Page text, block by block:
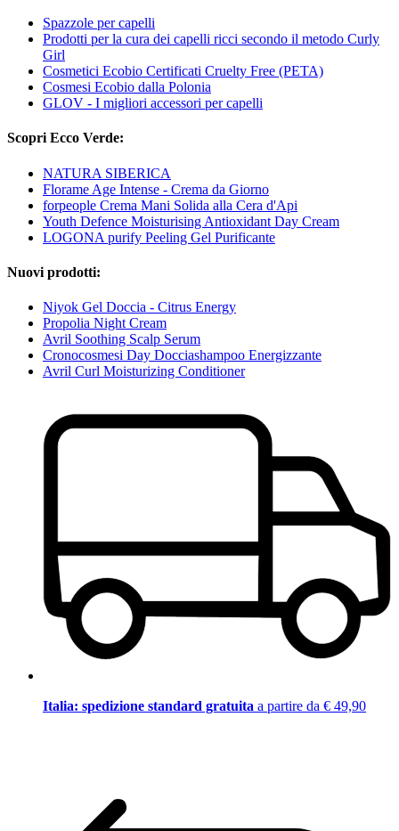
Spazzole per capelli
Prodotti per la cura dei capelli ricci secondo il metodo Curly
Girl
Cosmetici Ecobio Certificati Cruelty Free (PETA)
Cosmesi Ecobio dalla Polonia
GLOV - I migliori accessori per capelli
Scopri Ecco Verde:
NATURA SIBERICA
Florame Age Intense - Crema da Giorno
forpeople Crema Mani Solida alla Cera d'Api
Youth Defence Moisturising Antioxidant Day Cream
LOGONA purify Peeling Gel Purificante
Nuovi prodotti:
Niyok Gel Doccia - Citrus Energy
Propolia Night Cream
Avril Soothing Scalp Serum
Cronocosmesi Day Docciashampoo Energizzante
Avril Curl Moisturizing Conditioner
Italia: spedizione standard gratuita a partire da € 49,90